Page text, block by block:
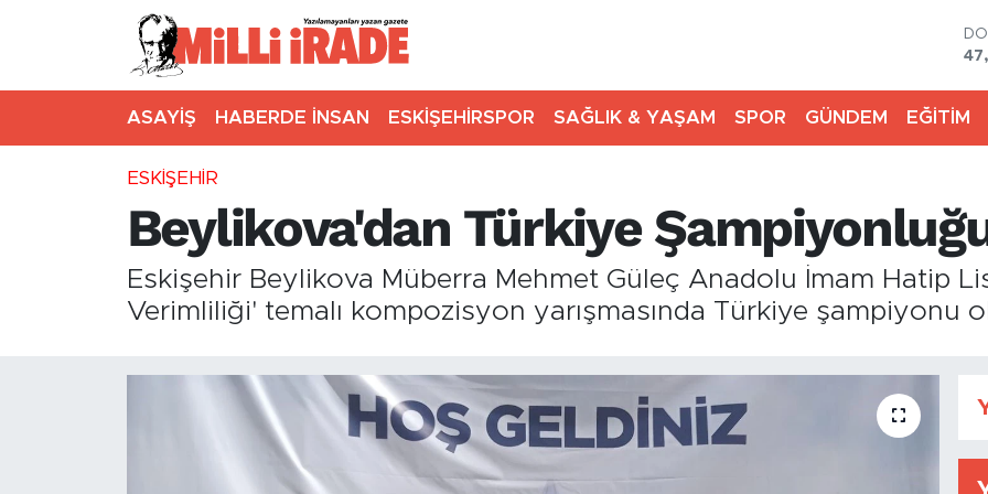
ASAYİŞ HABERDE İNSAN ESKİŞEHİRSPOR SAĞLIK & YAŞAM SPOR GÜNDEM EĞİTİM
ESKİŞEHİR
Beylikova'dan Türkiye
Eskişehir Beylikova Müberra Mehmet Güleç Anadolu İmam Hatip
Verimliliği' temalı kompozisyon yarışmasında Türkiye şampiyonu